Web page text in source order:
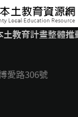
土教育計畫整體推
愛路306號